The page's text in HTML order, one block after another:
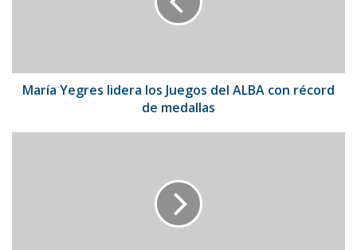
récord
deMaría Yegres lidera los Juegos del ALBA con récord
de medallas